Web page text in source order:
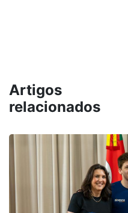
Artigos
relacionados